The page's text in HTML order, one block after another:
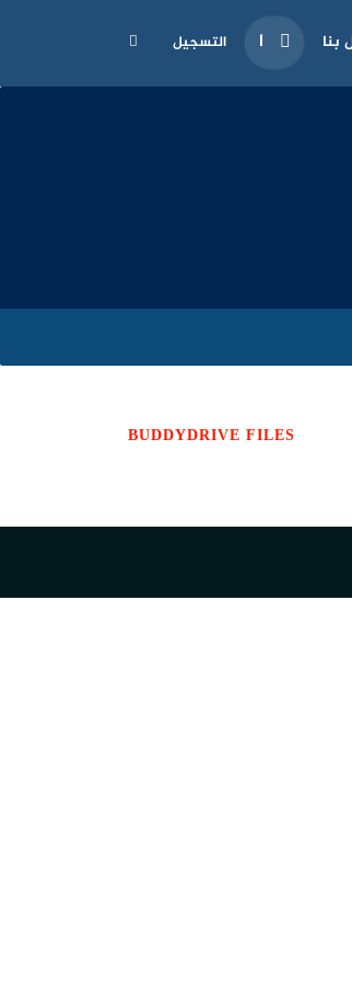
بنا التسجيل
BUDDYDRIVE FILES